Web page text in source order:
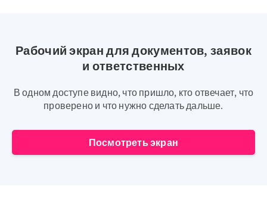
Рабочий экран для документов, заявок
и ответственных
В одном доступе видно, что пришло, кто отвечает, что
проверено и что нужно сделать дальше.
Посмотреть экран